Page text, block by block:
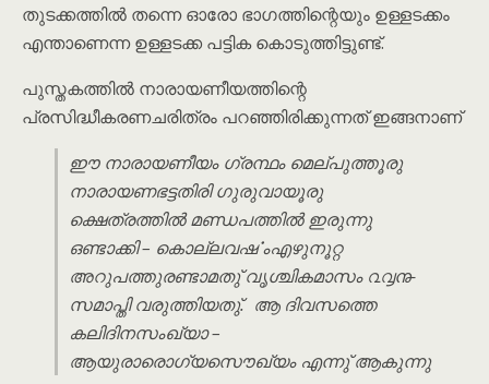
തുടക്കത്തിൽ തന്നെ ഓരോ ഭാഗത്തിന്റെയും ഉള്ളടക്കം
എന്താണെന്ന ഉള്ളടക്ക പട്ടിക കൊടുത്തിട്ടുണ്ട്.
പുസ്തകത്തിൽ നാരായണീയത്തിന്റെ
പ്രസിദ്ധീകരണചരിത്രം പറഞ്ഞിരിക്കുന്നത് ഇങ്ങനാണ്
ഈ നാരായണീയം ഗ്രന്ഥം മെല്പുത്തൂരു
നാരായണഭട്ടതിരി ഗുരുവായൂരു
ക്ഷെത്രത്തിൽ മണ്ഡപത്തിൽ ഇരുന്നു
ഒണ്ടാക്കി – കൊല്ലവൎഷംഎഴുനൂറ്റ
അറുപത്തുരണ്ടാമതു് വൃശ്ചികമാസം ൨൮൹
സമാപ്തി വരുത്തിയതു്. ആ ദിവസത്തെ
കലിദിനസംഖ്യാ –
ആയുരാരൊഗ്യസൌഖ്യം എന്നു് ആകുന്നു